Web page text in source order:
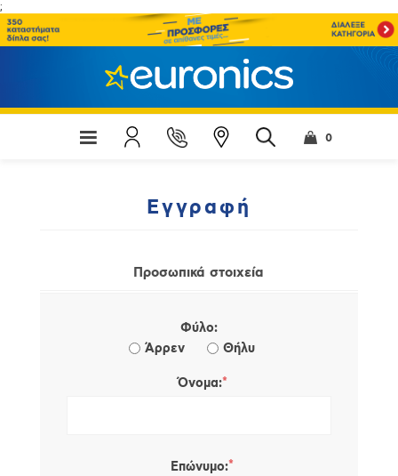
;
0
Εγγραφή
Προσωπικά στοιχεία
Φύλο:
Άρρεν
Θήλυ
Όνομα:*
Επώνυμο:*